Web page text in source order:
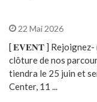
22 Mai 2026
[ 𝐄𝐕𝐄𝐍𝐓 ] Rejoignez-
clôture de nos
tiendra le 25 juin et
Center, 11 ...